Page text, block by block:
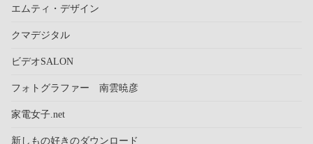
エムティ・デザイン
クマデジタル
ビデオSALON
フォトグラファー 南雲暁彦
家電女子.net
新しもの好きのダウンロード